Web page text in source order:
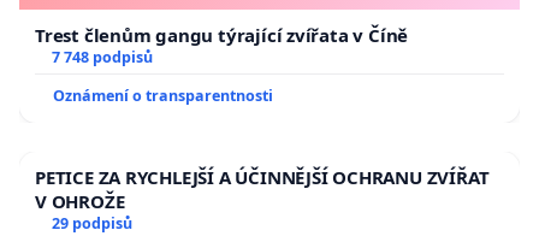
Trest členům gangu týrající zvířata v Číně
7 748 podpisů
Oznámení o transparentnosti
PETICE ZA RYCHLEJŠÍ A ÚČINNĚJŠÍ OCHRANU ZVÍŘAT
V OHROŽE
29 podpisů